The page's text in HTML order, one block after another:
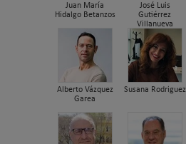
Juan María
Hidalgo Betanzos
José Luis
Gutiérrez
Villanueva
Alberto Vázquez
Garea
Susana Rodriguez